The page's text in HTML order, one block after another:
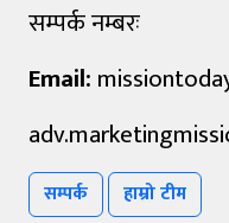
सम्पर्क नम्बरः
Email:
सम्पर्क हाम्रो टीम